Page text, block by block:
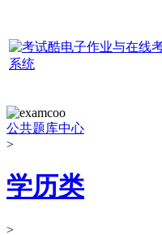
公共题库中心
>
学历类
>